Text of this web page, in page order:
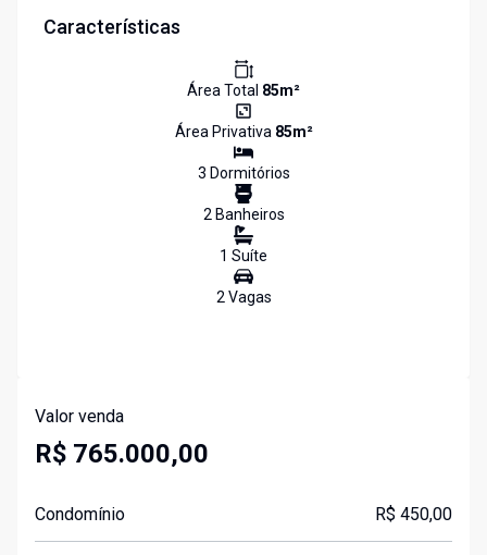
Características
Área Total 85m²
Área Privativa 85m²
3 Dormitórios
2Banheiros
1 Suíte
2Vagas
Valor venda
R$ 765.000,00
Condomínio R$ 450,00